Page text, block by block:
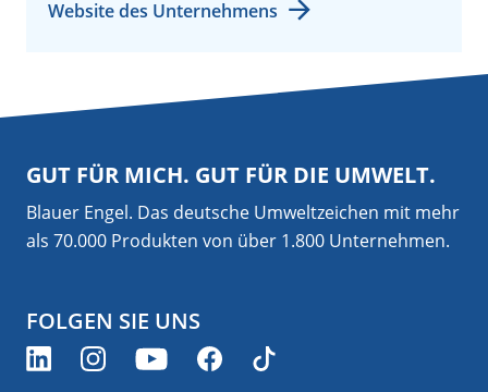
Website des Unternehmens
GUT FÜR MICH. GUT FÜR DIE UMWELT.
Blauer Engel. Das deutsche Umweltzeichen mit mehr
als 70.000 Produkten von über 1.800 Unternehmen.
FOLGEN SIE UNS